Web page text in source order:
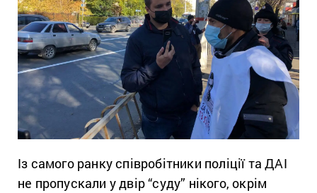
Із самого ранку співробітники поліції та ДАІ
не пропускали у двір “суду” нікого, окрім